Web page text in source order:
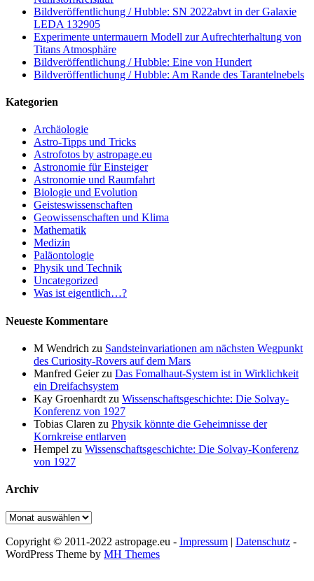
Bildveröffentlichung / Hubble: SN 2022abvt in der Galaxie
LEDA 132905
Experimente untermauern Modell zur Aufrechterhaltung von
Titans Atmosphäre
Bildveröffentlichung / Hubble: Eine von Hundert
Bildveröffentlichung / Hubble: Am Rande des Tarantelnebels
Kategorien
Archäologie
Astro-Tipps und Tricks
Astrofotos by astropage.eu
Astronomie für Einsteiger
Astronomie und Raumfahrt
Biologie und Evolution
Geisteswissenschaften
Geowissenschaften und Klima
Mathematik
Medizin
Paläontologie
Physik und Technik
Uncategorized
Was ist eigentlich…?
Neueste Kommentare
M Wendrich zu Sandsteinvariationen am nächsten Wegpunkt
des Curiosity-Rovers auf dem Mars
Manfred Geierzu Das Fomalhaut-System ist in Wirklichkeit
ein Dreifachsystem
Kay Groenhardt zu Wissenschaftsgeschichte: Die Solvay-
Konferenz von 1927
Tobias Claren zu Physik könnte die Geheimnisse der
Kornkreise entlarven
Hempel zu Wissenschaftsgeschichte: Die Solvay-Konferenz
von 1927
Archiv
Archiv
Copyright © 2011-2022 astropage.eu - Impressum | Datenschutz -
WordPress Theme by MH Themes